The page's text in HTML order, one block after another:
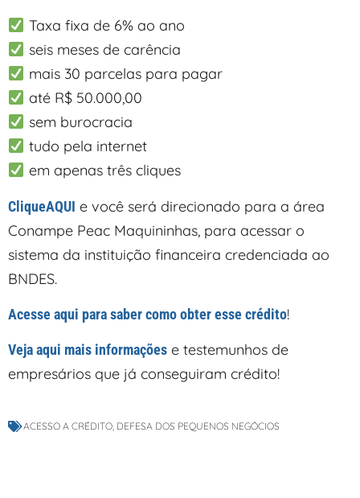
Taxa fixa de 6% ao ano
seis meses de carência
mais 30 parcelas para pagar
até R$ 50.000,00
sem burocracia
tudo pela internet
em apenas três cliques
CliqueAQUI e você será direcionado para a área
Conampe Peac Maquininhas, para acessar o
sistema da instituição financeira credenciada ao
BNDES.
Acesse aqui para saber como obter esse crédito!
Veja aqui mais informações e testemunhos de
empresários que já conseguiram crédito!
ACESSO A CRÉDITO DEFESA DOS PEQUENOS NEGÓCIOS